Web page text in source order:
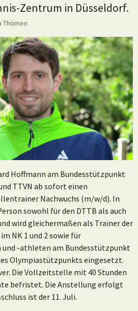
Zentrum in Düsseldorf.
Thömen
Hoffmann am Bundesstützpunkt
TTVN ab sofort einen
Nachwuchs (m/w/d). In
sowohl für den DTTB als auch
wird gleichermaßen als Trainer der
NK 1 und 2 sowie für
-athleten am Bundesstützpunkt
Olympiastützpunkts eingesetzt.
Die Vollzeitstelle mit 40 Stunden
befristet. Die Anstellung erfolgt
ist der 11. Juli.